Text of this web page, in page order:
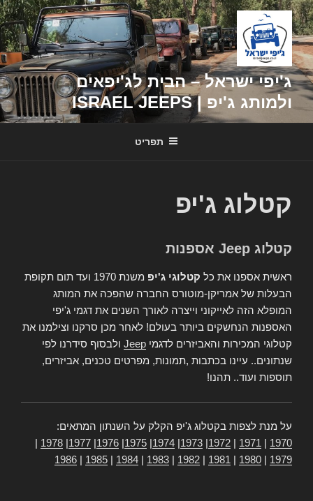
דילוג
לתוכן
ג'יפי ישראל – הבית לג'יפאים
ולמותג ג'יפ | ISRAEL JEEPS
תפריט
קטלוג ג'יפ
קטלוג Jeep אספנות
ראשית אספנו את כל קטלוגי ג'יפ
משנת 1970 ועד תום תקופת
הבעלות של אמריקן-מוטורס החברה שהפכה את המותג
המופלא הזה לאייקוני וייצרה לאורך השנים את דגמי ג'יפי
האספנות הנחשקים ביותר בעולם! לאחר מכן סרקנו וצילמנו את
קטלוגי המכירות והאביזרים לדגמי Jeep ולבסוף סידרנו לפי
שנתונים.. עיינו בכתבות ,תמונות, מפרטים טכנים, אביזרים,
תוספות ועוד.. תהנו!
על מנת לצפות בקטלוג ג'יפ הקלק על השנתון המתאים:
1970
1971
1972
1973
1974
1975
1976
1977
1978
1979
1980
1981
1982
1983
1984
1985
1986